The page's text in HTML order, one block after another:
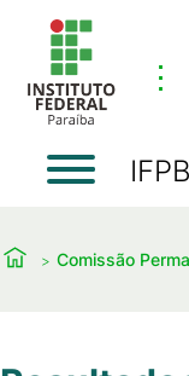
⋮
IFPB
Comissão